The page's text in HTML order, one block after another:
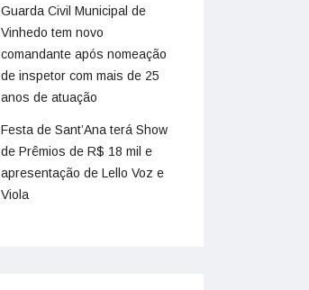
Guarda Civil Municipal de
Vinhedo tem novo
comandante após nomeação
de inspetor com mais de 25
anos de atuação
Festa de Sant’Ana terá Show
de Prêmios de R$ 18 mil e
apresentação de Lello Voz e
Viola